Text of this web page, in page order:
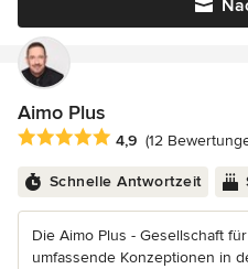
Aimo Plus
Durchschnittliche Bewertung:
4,9 (12
Schnelle Antwortzeit
Die Aimo Plus - Gesellschaft
umfassende Konzeptionen in